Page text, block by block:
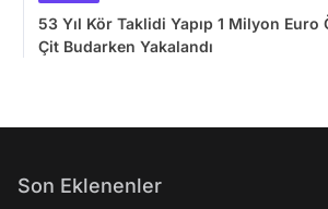
53 Yıl Kör Taklidi Yapıp 1 Milyon Euro
Çit Budarken Yakalandı
Son Eklenenler